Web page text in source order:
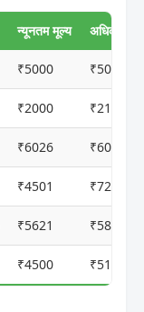
न्यूनतम मूल्य अधिकतम
₹5000 ₹5010
₹2000 ₹2110
₹6026 ₹6036
₹4501 ₹7236
₹5621 ₹5831
₹4500 ₹5136